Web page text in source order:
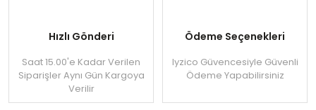
Hızlı Gönderi
Saat 15.00'e Kadar Verilen
Siparişler Aynı Gün Kargoya
Verilir
Ödeme Seçenekleri
Iyzico Güvencesiyle Güvenli
Ödeme Yapabilirsiniz